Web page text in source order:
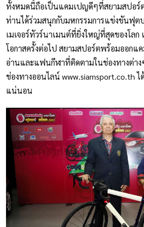
ทั้งหมดนี้ถือเป็นแคมเปญดีๆที่สยามสปอร์
ท่านได้ร่วมสนุกกับมหกรรมการแข่งขันฟุต
เมเจอร์ทัวร์นาเมนต์ที่ยิ่งใหญ่ที่สุดของโล
โอกาสครั้งต่อไป สยามสปอร์ตพร้อมออก
อ่านและแฟนกีฬาที่ติดตามในช่องทางต่า
ช่องทางออนไลน์ www.siamsport.co.th
แน่นอน